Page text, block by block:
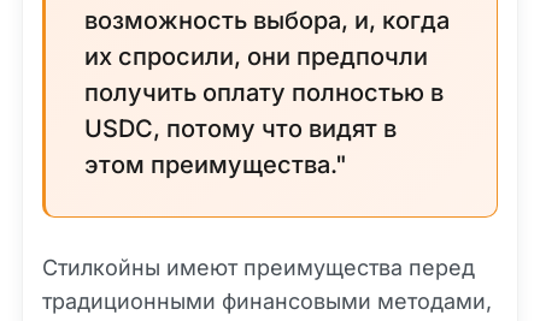
возможность выбора, и, когда
их спросили, они предпочли
получить оплату полностью в
USDC, потому что видят в
этом преимущества."
Стилкойны имеют преимущества перед
традиционными финансовыми методами,